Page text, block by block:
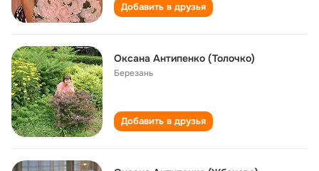
Добавить в друзья
Оксана Антипенко (Толочко)
Березань
Добавить в друзья